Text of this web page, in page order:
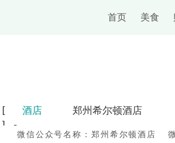
首页 美食
[
酒店
] -
郑州希尔顿酒店
微信公众号名称：郑州希尔顿酒店